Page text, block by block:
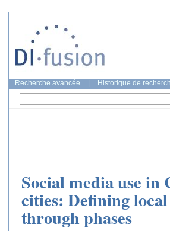
Recherche avancée Historique de
Social media use
cities: Defining
through phases